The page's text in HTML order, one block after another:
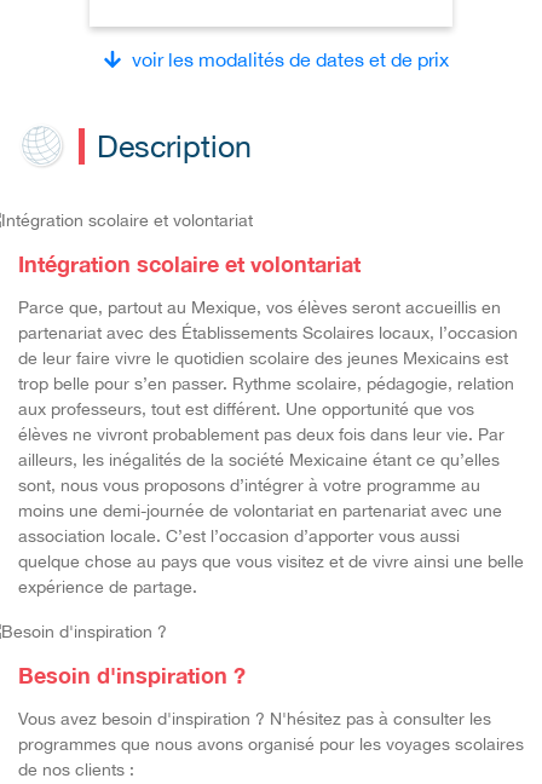
voir les modalités de dates et de prix
Description
Intégration scolaire et volontariat
Parce que, partout au Mexique, vos élèves seront accueillis en
partenariat avec des Établissements Scolaires locaux, l’occasion
de leur faire vivre le quotidien scolaire des jeunes Mexicains est
trop belle pour s’en passer. Rythme scolaire, pédagogie, relation
aux professeurs, tout est différent. Une opportunité que vos
élèves ne vivront probablement pas deux fois dans leur vie. Par
ailleurs, les inégalités de la société Mexicaine étant ce qu’elles
sont, nous vous proposons d’intégrer à votre programme au
moins une demi-journée de volontariat en partenariat avec une
association locale. C’est l’occasion d’apporter vous aussi
quelque chose au pays que vous visitez et de vivre ainsi une belle
expérience de partage.
Besoin d'inspiration ?
Vous avez besoin d'inspiration ? N'hésitez pas à consulter les
programmes que nous avons organisé pour les voyages scolaires
de nos clients :